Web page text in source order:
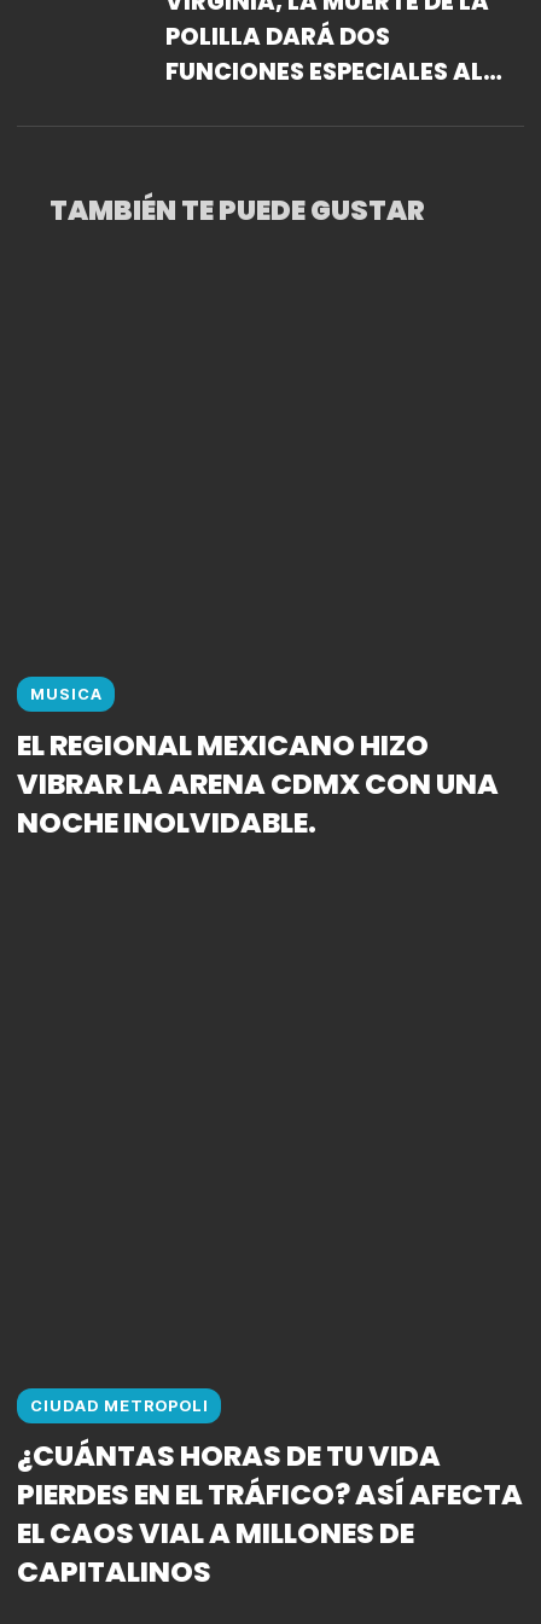
POLILLA DARÁ DOS
FUNCIONES ESPECIALES AL
TAMBIÉN TE PUEDE GUSTAR
MUSICA
EL REGIONAL MEXICANO HIZO
VIBRAR LA ARENA CDMX CON UNA
NOCHE INOLVIDABLE.
CIUDAD METROPOLI
¿CUÁNTAS HORAS DE TU VIDA
PIERDES EN EL TRÁFICO? ASÍ AFECTA
EL CAOS VIAL A MILLONES DE
CAPITALINOS